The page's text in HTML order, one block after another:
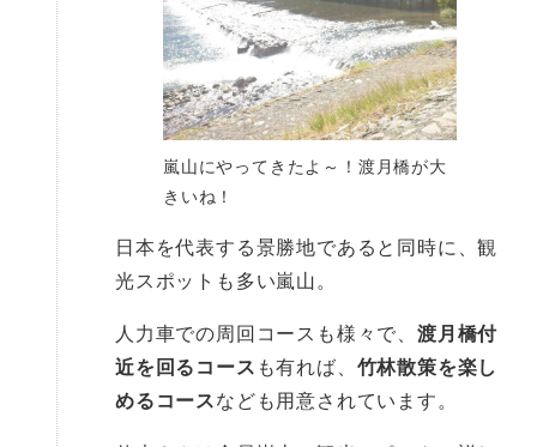
嵐山にやってきたよ～！渡月橋が大
きいね！
日本を代表する景勝地であると同時に、観
光スポットも多い嵐山。
人力車での周回コースも様々で、 渡月橋付
近を回るコース も有れば、 竹林散策を楽し
めるコースなども用意されています。